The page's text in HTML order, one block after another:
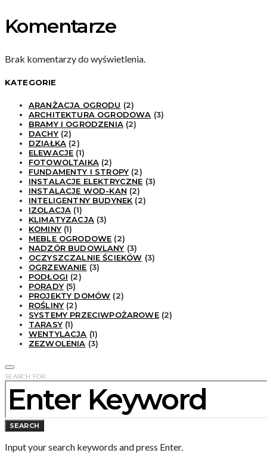
Komentarze
Brak komentarzy do wyświetlenia.
KATEGORIE
ARANŻACJA OGRODU (2)
ARCHITEKTURA OGRODOWA (3)
BRAMY I OGRODZENIA(2)
DACHY(2)
DZIAŁKA (2)
ELEWACJE (1)
FOTOWOLTAIKA(2)
FUNDAMENTY I STROPY (2)
INSTALACJE ELEKTRYCZNE (3)
INSTALACJE WOD-KAN (2)
INTELIGENTNY BUDYNEK (2)
IZOLACJA (1)
KLIMATYZACJA(3)
KOMINY(1)
MEBLE OGRODOWE (2)
NADZÓR BUDOWLANY (3)
OCZYSZCZALNIE ŚCIEKÓW (3)
OGRZEWANIE (3)
PODŁOGI (2)
PORADY(5)
PROJEKTY DOMÓW (2)
ROŚLINY (2)
SYSTEMY PRZECIWPOŻAROWE(2)
TARASY(1)
WENTYLACJA (1)
ZEZWOLENIA (3)
SEARCH FOR:
SEARCH
Input your search keywords and press Enter.